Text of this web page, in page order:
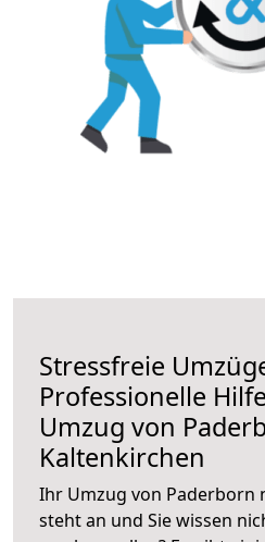
Stressfreie
Professionelle
Umzug von
Kaltenkirchen
Ihr Umzug von Paderborn
steht an und Sie wissen